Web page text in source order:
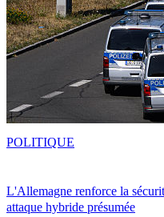
L'Allemagne renforce la
attaque hybride présumée
POLITIQUE